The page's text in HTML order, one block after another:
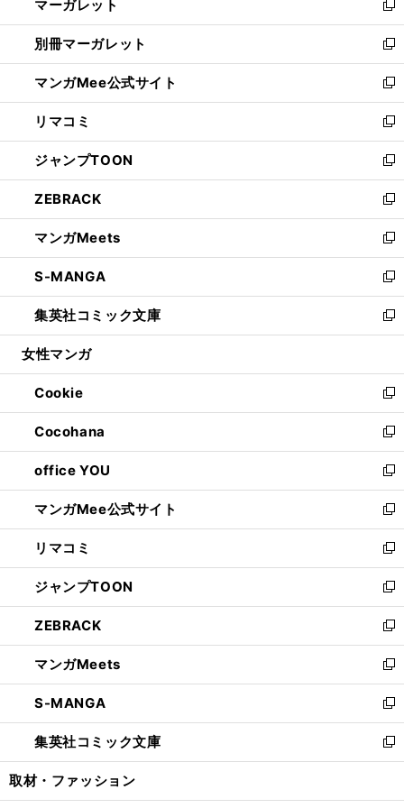
く
で
開
く
ド
ウ
で
開
く
い
ウ
ィ
ン
ド
ウ
で
開
く
マーガレット
新
し
い
ウ
ィ
ン
ド
ウ
で
開
く
別冊マーガレット
新
し
い
ウ
ィ
ン
ド
ウ
で
開
く
マンガMee公式サイト
新
し
い
ウ
ィ
ン
ド
ウ
で
開
く
リマコミ
新
し
い
ウ
ィ
ン
ド
ウ
で
開
く
ジャンプTOON
新
し
い
ウ
ィ
ン
ド
ウ
で
開
ZEBRACK
新
し
い
ウ
ィ
ン
ド
ウ
開
く
マンガMeets
新
し
い
ウ
ィ
ン
ウ
で
開
く
S-MANGA
新
し
い
ウ
ン
ド
ウ
で
開
く
集英社コミック文庫
新
し
ウ
ィ
ン
ド
ウ
で
開
く
女性マンガ
Cookie
新
し
い
ウ
ィ
ン
ド
ウ
で
開
く
Cocohana
新
し
い
ウ
ィ
ン
ド
ウ
で
開
く
office YOU
新
し
い
ウ
ィ
ン
ド
ウ
で
開
く
マンガMee公式サイト
新
し
い
ウ
ィ
ン
ド
ウ
で
開
く
リマコミ
新
し
い
ウ
ィ
ン
ド
ウ
で
開
く
ジャンプTOON
新
し
い
ウ
ィ
ン
ド
ウ
で
開
ZEBRACK
新
し
い
ウ
ィ
ン
ド
ウ
開
マンガMeets
新
し
い
ウ
ィ
ン
ウ
S-MANGA
新
し
い
ウ
ン
集英社コミック文庫
新
し
ウ
取材・ファッション